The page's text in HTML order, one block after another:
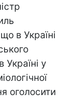
в Україні
у
оголосити